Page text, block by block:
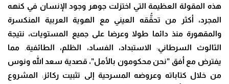
هذه المقولة العظيمة التي اختزلت جوهر وجود الإنسان في كنهه
المجرد، أكثر من تحقُّقه العيني مع الهوية العربية المنكسرة
والمقهورة منذ دائما طولا وعرضا على جميع المستويات، نتيجة
الثالوث السرطاني: الاستبداد، الفساد، الظلم، الطائفية. مما
يفترض مع أفق ”نحن محكومون بالأمل”، قصدية سعد الله ونوس
من خلال كتاباته وعروضه المسرحية إلى تثبيت ركائز: المشروع